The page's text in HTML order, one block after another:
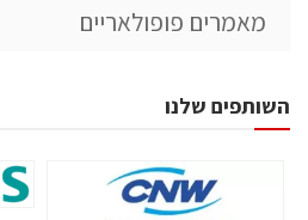
מאמרים פופולאריים
השותפים שלנו